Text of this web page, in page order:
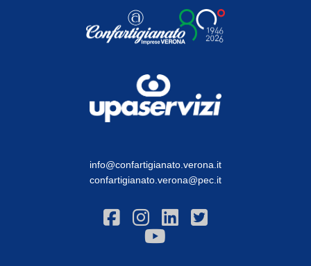
info@confartigianato.verona.it
confartigianato.verona@pec.it